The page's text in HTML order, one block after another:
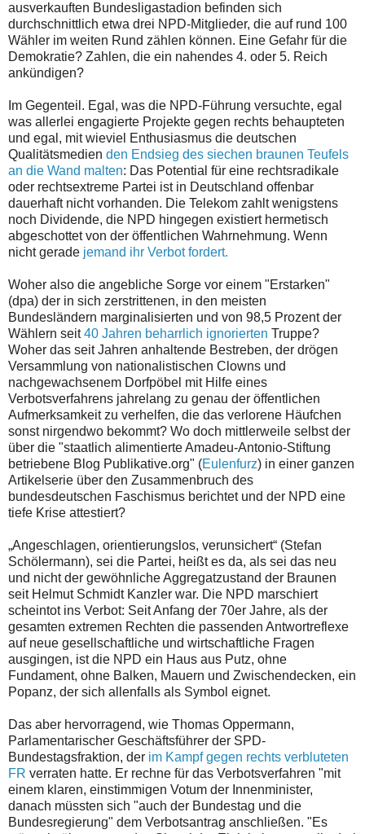
ausverkauften Bundesligastadion befinden sich
durchschnittlich etwa drei NPD-Mitglieder, die auf rund 100
Wähler im weiten Rund zählen können. Eine Gefahr für die
Demokratie? Zahlen, die ein nahendes 4. oder 5. Reich
ankündigen?
Im Gegenteil. Egal, was die NPD-Führung versuchte, egal
was allerlei engagierte Projekte gegen rechts behaupteten
und egal, mit wieviel Enthusiasmus die deutschen
Qualitätsmedien den Endsieg des siechen braunen Teufels
an die Wand malten: Das Potential für eine rechtsradikale
oder rechtsextreme Partei ist in Deutschland offenbar
dauerhaft nicht vorhanden. Die Telekom zahlt wenigstens
noch Dividende, die NPD hingegen existiert hermetisch
abgeschottet von der öffentlichen Wahrnehmung. Wenn
nicht gerade jemand ihr Verbot fordert.
Woher also die angebliche Sorge vor einem "Erstarken"
(dpa) der in sich zerstrittenen, in den meisten
Bundesländern marginalisierten und von 98,5 Prozent der
Wählern seit40 Jahren beharrlich ignorierten Truppe?
Woher das seit Jahren anhaltende Bestreben, der drögen
Versammlung von nationalistischen Clowns und
nachgewachsenem Dorfpöbel mit Hilfe eines
Verbotsverfahrens jahrelang zu genau der öffentlichen
Aufmerksamkeit zu verhelfen, die das verlorene Häufchen
sonst nirgendwo bekommt? Wo doch mittlerweile selbst der
über die "staatlich alimentierte Amadeu-Antonio-Stiftung
betriebene Blog Publikative.org" (Eulenfurz) in einer ganzen
Artikelserie über den Zusammenbruch des
bundesdeutschen Faschismus berichtet und der NPD eine
tiefe Krise attestiert?
„Angeschlagen, orientierungslos, verunsichert“ (Stefan
Schölermann), sei die Partei, heißt es da, als sei das neu
und nicht der gewöhnliche Aggregatzustand der Braunen
seit Helmut Schmidt Kanzler war. Die NPD marschiert
scheintot ins Verbot: Seit Anfang der 70er Jahre, als der
gesamten extremen Rechten die passenden Antwortreflexe
auf neue gesellschaftliche und wirtschaftliche Fragen
ausgingen, ist die NPD ein Haus aus Putz, ohne
Fundament, ohne Balken, Mauern und Zwischendecken, ein
Popanz, der sich allenfalls als Symbol eignet.
Das aber hervorragend, wie Thomas Oppermann,
Parlamentarischer Geschäftsführer der SPD-
Bundestagsfraktion, der im Kampf gegen rechts verbluteten
FR verraten hatte. Er rechne für das Verbotsverfahren "mit
einem klaren, einstimmigen Votum der Innenminister,
danach müssten sich "auch der Bundestag und die
Bundesregierung" dem Verbotsantrag anschließen. "Es